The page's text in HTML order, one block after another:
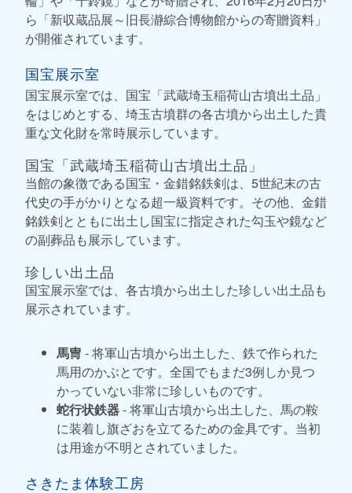
ら「新収蔵品展～旧長瀞綜合博物館からの寄贈資料」
が開催されています。
国宝展示室
国宝展示室では、国宝「武蔵埼玉稲荷山古墳出土品」
をはじめとする、埼玉古墳群の各古墳から出土した貴
重な文化財を常時展示しています。
国宝「武蔵埼玉稲荷山古墳出土品」
当館の象徴である国宝・金錯銘鉄剣は、5世紀末の古
代史の手がかりとなる超一級資料です。その他、金錯
銘鉄剣とともに出土し国宝に指定された勾玉や鏡など
の副葬品も展示しています。
珍しい出土品
国宝展示室では、各古墳から出土した珍しい出土品も
展示されています。
馬冑 - 将軍山古墳から出土した、鉄で作られた
馬用のかぶとです。全国でもまだ3例しか見つ
かっていない非常に珍しいものです。
蛇行状鉄器- 将軍山古墳から出土した、馬の鞍
に装着し旗ざおを立てるための金具です。当初
は用途が不明とされていました。
さきたま体験工房